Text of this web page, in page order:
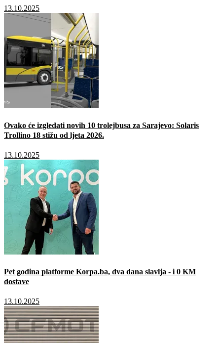
13.10.2025
Ovako će izgledati novih 10 trolejbusa za Sarajevo: Solaris
Trollino 18 stižu od ljeta 2026.
13.10.2025
Pet godina platforme Korpa.ba, dva dana slavlja - i 0 KM
dostave
13.10.2025